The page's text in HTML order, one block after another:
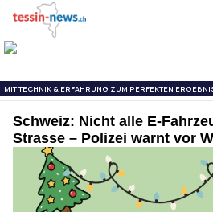
Schweiz: Nicht alle E-
Strasse – Polizei warnt vor